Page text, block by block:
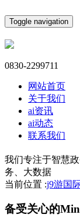
Toggle navigation
0830-2299711
网站首页
关于我们
ai资讯
ai动态
联系我们
我们专注于智慧
务、大数据
当前位置 :j9游国
备受关心的